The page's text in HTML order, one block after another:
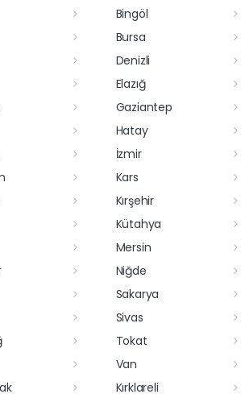
Bingöl
Bursa
Denizli
Elazığ
Gaziantep
Hatay
İzmir
Kars
Kırşehir
Kütahya
Mersin
Niğde
Sakarya
Sivas
Tokat
Van
Kırklareli